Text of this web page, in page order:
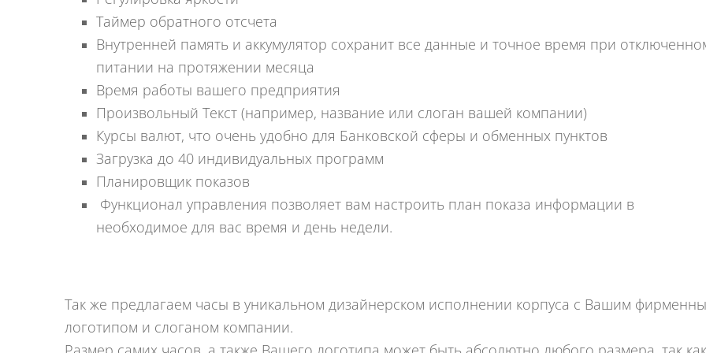
Таймер обратного отсчета
Внутренней память и аккумулятор сохранит все данные и точное время при
питании на протяжении месяца
Время работы вашего предприятия
Произвольный Текст (например, название или слоган вашей компании)
Курсы валют, что очень удобно для Банковской сферы и обменных пунктов
Загрузка до 40 индивидуальных программ
Планировщик показов
Функционал управления позволяет вам настроить план показа информации в
необходимое для вас время и день недели.
Так же предлагаем часы в уникальном дизайнерском исполнении корпуса с Вашим
логотипом и слоганом компании.